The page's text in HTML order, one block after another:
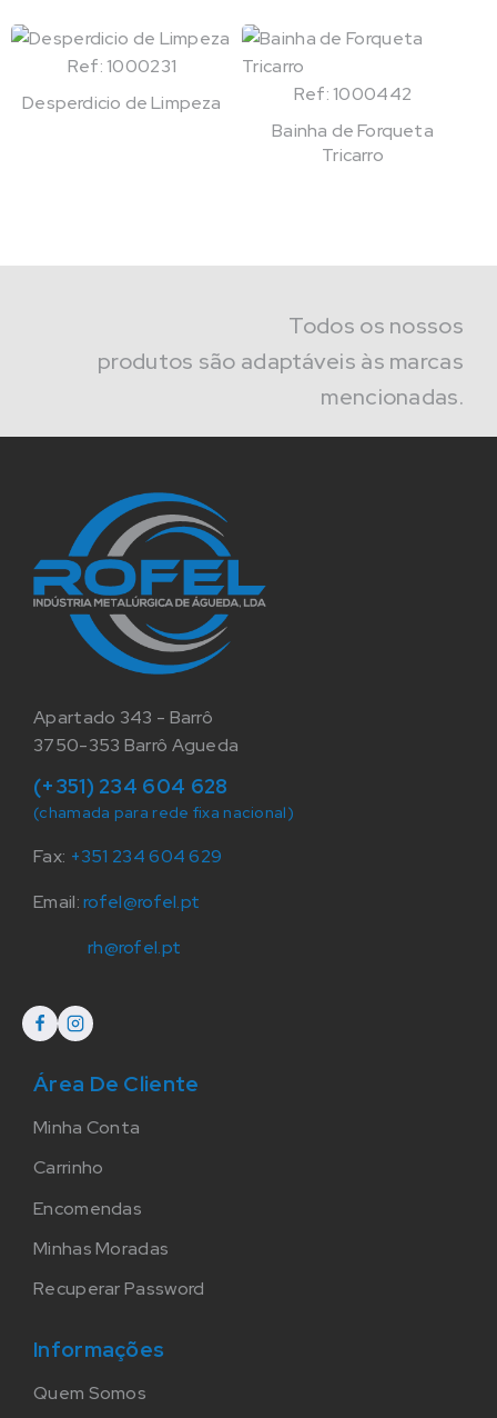
Ref: 1000231
Desperdicio de Limpeza
Ref: 1000442
Bainha de Forqueta
Tricarro
Todos os nossos
produtos são adaptáveis às marcas
mencionadas.
Apartado 343 - Barrô
3750-353 Barrô Agueda
(+351) 234 604 628
(chamada para rede fixa nacional)
Fax: +351 234 604 629
Email:rofel@rofel.pt
rh@rofel.pt
Área De Cliente
Minha Conta
Carrinho
Encomendas
Minhas Moradas
Recuperar Password
Informações
Quem Somos